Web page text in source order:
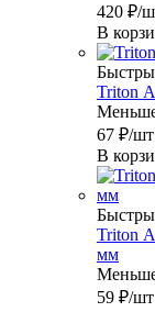
420 ₽/
В
Triton
67 ₽/шт
В
Triton
мм
59 ₽/шт